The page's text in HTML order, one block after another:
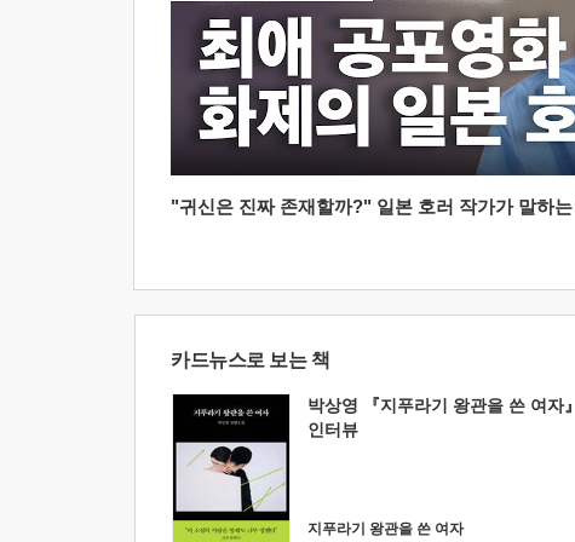
"귀신은 진짜 존재할까?" 일본 호러 작가가 말하
카드뉴스로 보는 책
박상영 『지푸라기 왕관을 쓴 여자』
인터뷰
지푸라기 왕관을 쓴 여자